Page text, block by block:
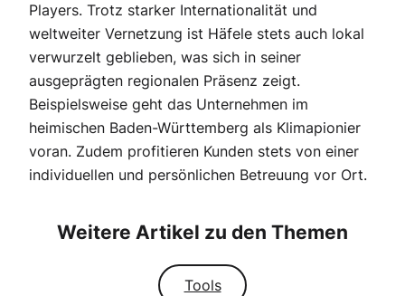
Players. Trotz starker Internationalität und
weltweiter Vernetzung ist Häfele stets auch lokal
verwurzelt geblieben, was sich in seiner
ausgeprägten regionalen Präsenz zeigt.
Beispielsweise geht das Unternehmen im
heimischen Baden-Württemberg als Klimapionier
voran. Zudem profitieren Kunden stets von einer
individuellen und persönlichen Betreuung vor Ort.
Weitere Artikel zu den Themen
Tools